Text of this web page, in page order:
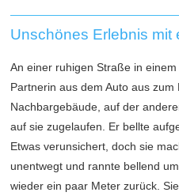
Unschönes Erlebnis mit
An einer ruhigen Straße in
Partnerin aus dem Auto aus zum
Nachbargebäude, auf der
auf sie zugelaufen. Er bellte
Etwas verunsichert, doch sie
unentwegt und rannte bellend
wieder ein paar Meter zurück.